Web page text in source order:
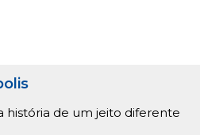
história de um jeito diferente